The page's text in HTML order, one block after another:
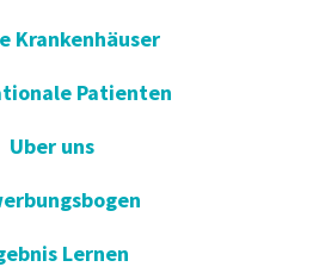
Krankenhäuser
Patienten
Uber uns
Lernen